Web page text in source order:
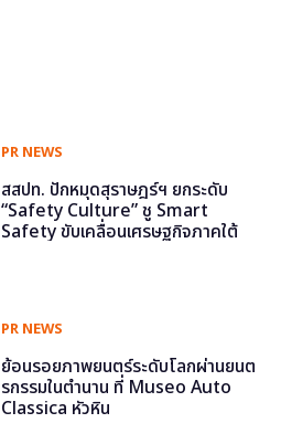
PR NEWS
สสปท. ปักหมุดสุราษฎร์ฯ ยกระดับ
“Safety Culture” ชู Smart
Safety ขับเคลื่อนเศรษฐกิจภาคใต้
PR NEWS
ย้อนรอยภาพยนตร์ระดับโลกผ่านยนต
รกรรมในตำนาน ที่ Museo Auto
Classica หัวหิน